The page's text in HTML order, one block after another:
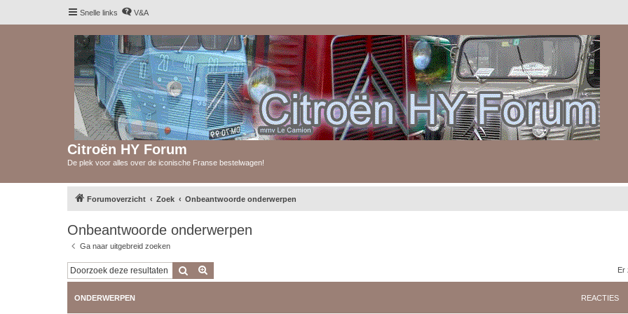
Snelle links V&A
Citroën HY Forum
De plek voor alles over de iconische Franse bestelwagen!
Forumoverzicht Zoek Onbeantwoorde onderwerpen
Onbeantwoorde onderwerpen
Ga naar uitgebreid zoeken
Zoek Er
ONDERWERPEN REACTIES